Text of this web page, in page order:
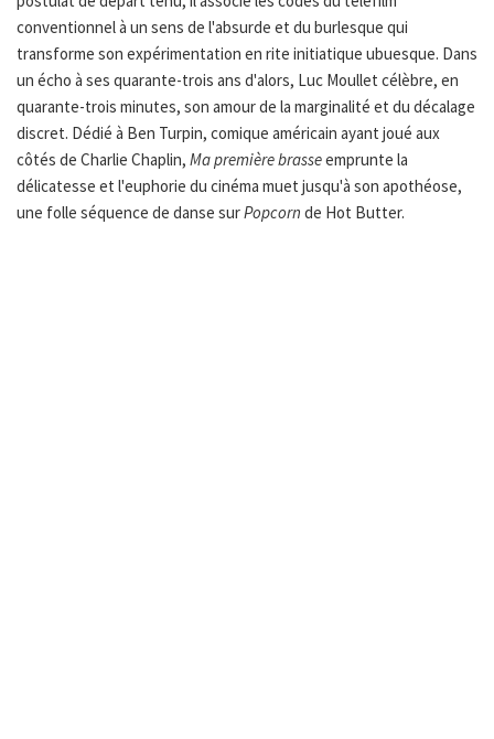
conventionnel à un sens de l'absurde et du burlesque qui
transforme son expérimentation en rite initiatique ubuesque. Dans
un écho à ses quarante-trois ans d'alors, Luc Moullet célèbre, en
quarante-trois minutes, son amour de la marginalité et du décalage
discret. Dédié à Ben Turpin, comique américain ayant joué aux
côtés de Charlie Chaplin, Ma première brasseemprunte la
délicatesse et l'euphorie du cinéma muet jusqu'à son apothéose,
une folle séquence de danse surPopcorn de Hot Butter.